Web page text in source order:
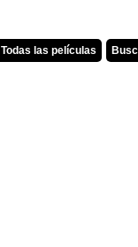
Todas las películas